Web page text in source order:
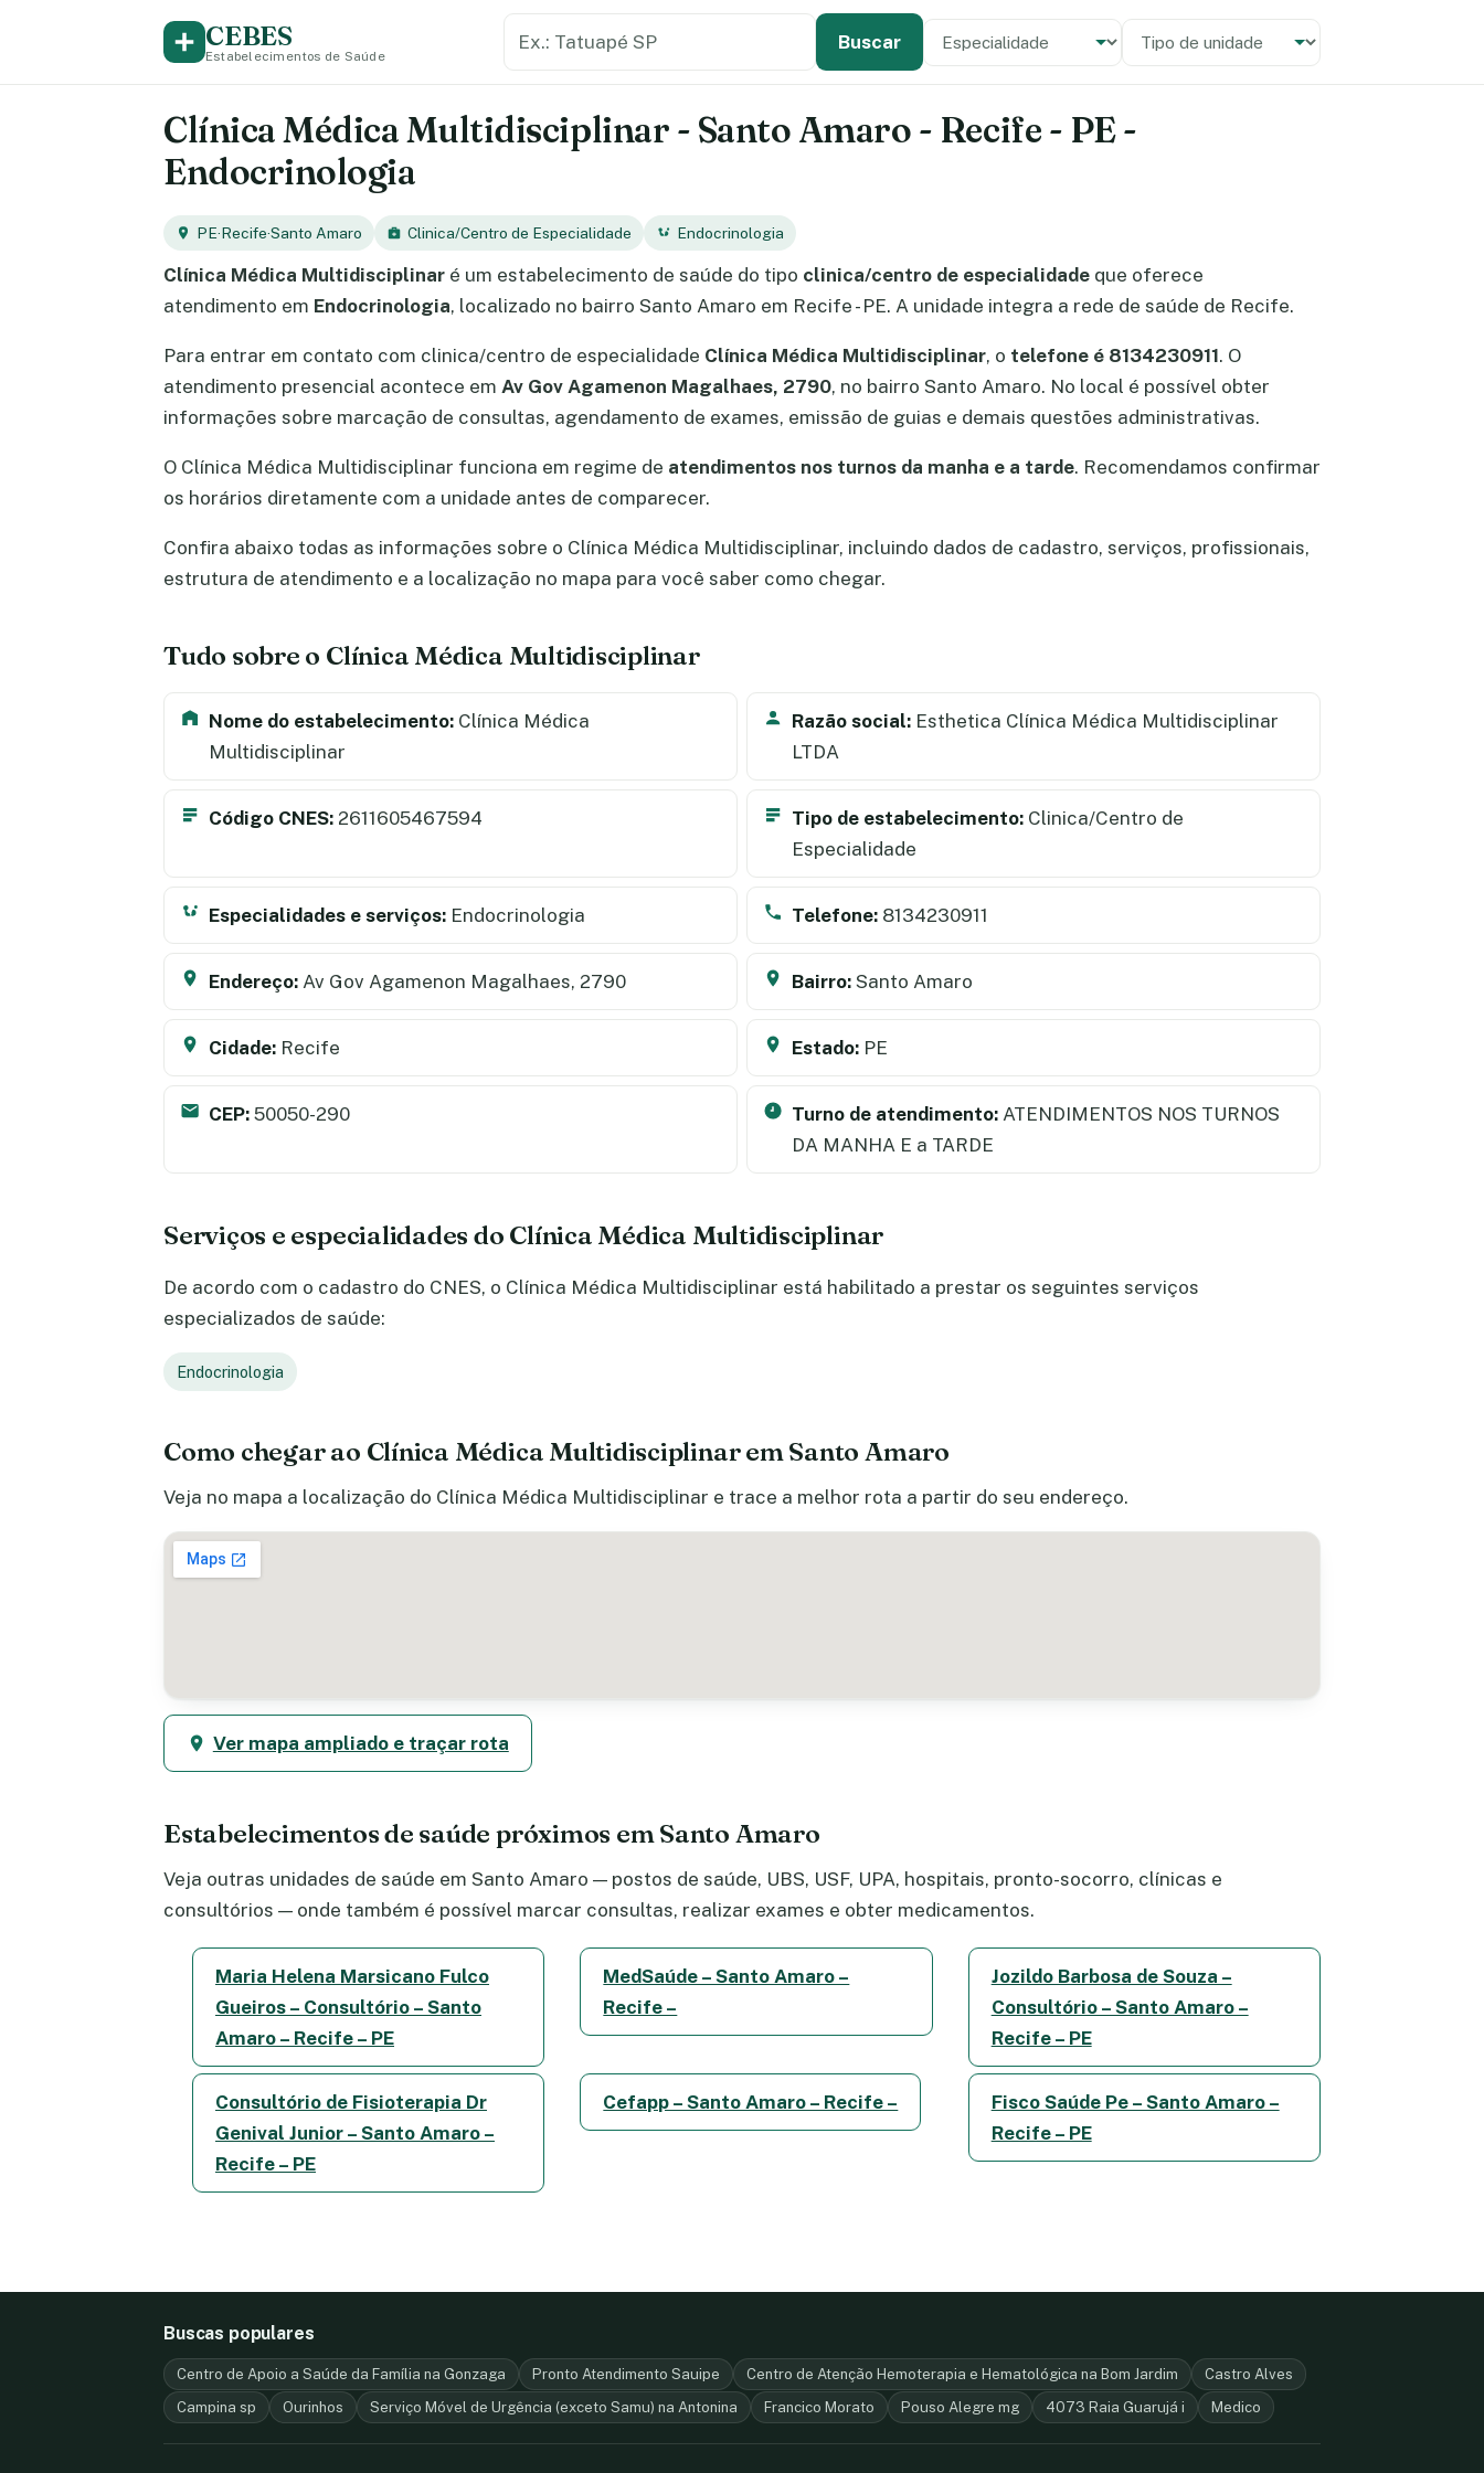
CEBES
Estabelecimentos de Saúde
Buscar Especialidade
Tipo de unidade
Clínica Médica Multidisciplinar - Santo Amaro - Recife - PE -
Endocrinologia
PE·Recife·Santo Amaro Clinica/Centro de Especialidade Endocrinologia
Clínica Médica Multidisciplinar é um estabelecimento de saúde do tipo clinica/centro de especialidade que oferece
atendimento em Endocrinologia, localizado no bairro Santo Amaro em Recife - PE. A unidade integra a rede de saúde de Recife.
Para entrar em contato com clinica/centro de especialidade Clínica Médica Multidisciplinar, o telefone é 8134230911. O
atendimento presencial acontece em Av Gov Agamenon Magalhaes, 2790, no bairro Santo Amaro. No local é possível obter
informações sobre marcação de consultas, agendamento de exames, emissão de guias e demais questões administrativas.
O Clínica Médica Multidisciplinar funciona em regime de atendimentos nos turnos da manha e a tarde. Recomendamos confirmar
os horários diretamente com a unidade antes de comparecer.
Confira abaixo todas as informações sobre o Clínica Médica Multidisciplinar, incluindo dados de cadastro, serviços, profissionais,
estrutura de atendimento e a localização no mapa para você saber como chegar.
Tudo sobre o Clínica Médica Multidisciplinar
Nome do estabelecimento: Clínica Médica
Multidisciplinar
Razão social: Esthetica Clínica Médica Multidisciplinar
LTDA
Código CNES: 2611605467594 Tipo de estabelecimento: Clinica/Centro de
Especialidade
Especialidades e serviços: Endocrinologia Telefone: 8134230911
Endereço: Av Gov Agamenon Magalhaes, 2790 Bairro: Santo Amaro
Cidade: Recife Estado: PE
CEP: 50050-290 Turno de atendimento: ATENDIMENTOS NOS TURNOS
DA MANHA E a TARDE
Serviços e especialidades do Clínica Médica Multidisciplinar
De acordo com o cadastro do CNES, o Clínica Médica Multidisciplinar está habilitado a prestar os seguintes serviços
especializados de saúde:
Endocrinologia
Como chegar ao Clínica Médica Multidisciplinar em Santo Amaro
Veja no mapa a localização do Clínica Médica Multidisciplinar e trace a melhor rota a partir do seu endereço.
Ver mapa ampliado e traçar rota
Estabelecimentos de saúde próximos em Santo Amaro
Veja outras unidades de saúde em Santo Amaro — postos de saúde, UBS, USF, UPA, hospitais, pronto-socorro, clínicas e
consultórios — onde também é possível marcar consultas, realizar exames e obter medicamentos.
Maria Helena Marsicano Fulco
Gueiros – Consultório – Santo
Amaro – Recife – PE
MedSaúde – Santo Amaro –
Recife –
Jozildo Barbosa de Souza –
Consultório – Santo Amaro –
Recife – PE
Consultório de Fisioterapia Dr
Genival Junior – Santo Amaro –
Recife – PE
Cefapp – Santo Amaro – Recife –
Fisco Saúde Pe – Santo Amaro –
Recife – PE
Buscas populares
Centro de Apoio a Saúde da Família na Gonzaga Pronto Atendimento Sauipe Centro de Atenção Hemoterapia e Hematológica na Bom Jardim
Castro Alves
Campina sp
Ourinhos Serviço Móvel de Urgência (exceto Samu) na Antonina Francico Morato Pouso Alegre mg 4073 Raia Guarujá i Medico